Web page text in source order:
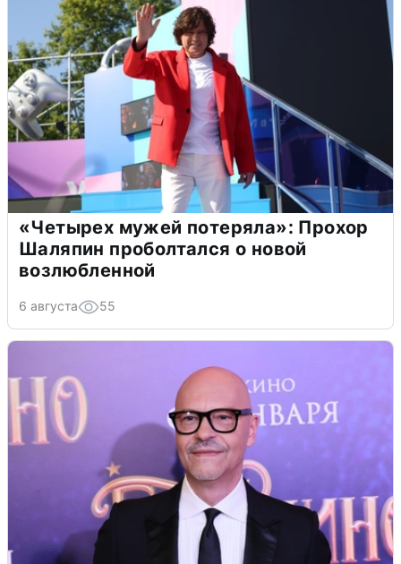
«Четырех мужей потеряла»: Прохор
Шаляпин проболтался о новой
возлюбленной
6 августа 55